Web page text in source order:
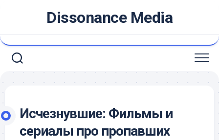
Dissonance Media
Исчезнувшие: Фильмы и
сериалы про пропавших